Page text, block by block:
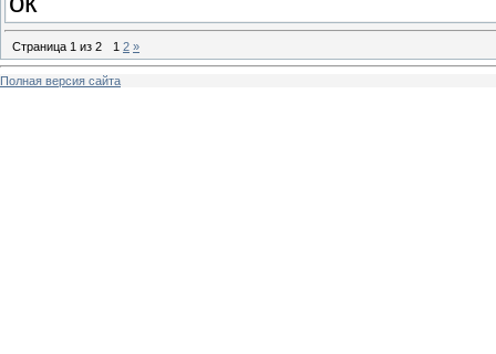
Страница 1 из 2 1 2 »
Полная версия сайта